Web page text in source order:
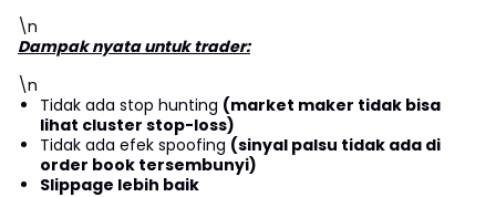
\n
Dampak nyata untuk trader:
\n
Tidak ada stop hunting (market maker tidak bisa
lihat cluster stop-loss)
Tidak ada efek spoofing (sinyal palsu tidak ada di
order book tersembunyi)
Slippage lebih baik